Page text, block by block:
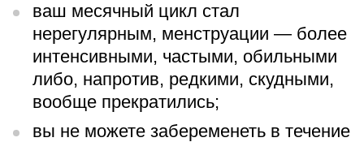
ваш месячный цикл стал
нерегулярным, менструации — более
интенсивными, частыми, обильными
либо, напротив, редкими, скудными,
вообще прекратились;
вы не можете забеременеть в течение